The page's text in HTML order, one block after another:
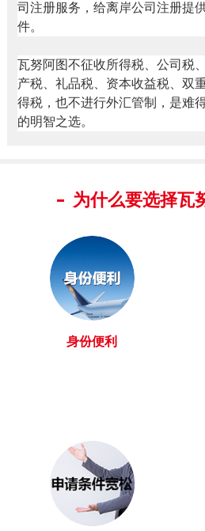
司注册服务，给离岸公司注册提
件。
瓦努阿图不征收所得税、公司税
产税、礼品税、资本收益税、双
得税，也不进行外汇管制，是难
的明智之选。
为什么要选择瓦
身份便利